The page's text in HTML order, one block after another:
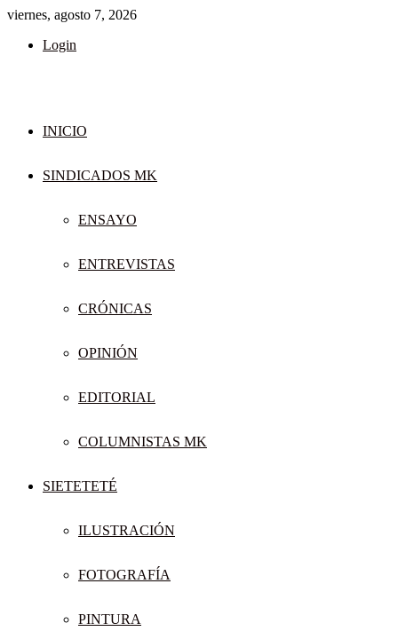
viernes, agosto 7, 2026
Login
INICIO
SINDICADOS MK
ENSAYO
ENTREVISTAS
CRÓNICAS
OPINIÓN
EDITORIAL
COLUMNISTAS MK
SIETETETÉ
ILUSTRACIÓN
FOTOGRAFÍA
PINTURA